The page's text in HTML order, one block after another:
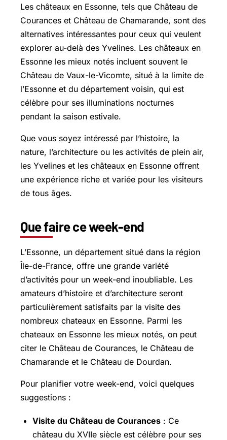
Les châteaux en Essonne, tels que Château de
Courances et Château de Chamarande, sont des
alternatives intéressantes pour ceux qui veulent
explorer au-delà des Yvelines. Les châteaux en
Essonne les mieux notés incluent souvent le
Château de Vaux-le-Vicomte, situé à la limite de
l’Essonne et du département voisin, qui est
célèbre pour ses illuminations nocturnes
pendant la saison estivale.
Que vous soyez intéressé par l’histoire, la
nature, l’architecture ou les activités de plein air,
les Yvelines et les châteaux en Essonne offrent
une expérience riche et variée pour les visiteurs
de tous âges.
Que faire ce week-end
L’Essonne, un département situé dans la région
Île-de-France, offre une grande variété
d’activités pour un week-end inoubliable. Les
amateurs d’histoire et d’architecture seront
particulièrement satisfaits par la visite des
nombreux chateaux en Essonne. Parmi les
chateaux en Essonne les mieux notés, on peut
citer le Château de Courances, le Château de
Chamarande et le Château de Dourdan.
Pour planifier votre week-end, voici quelques
suggestions :
Visite du Château de Courances : Ce
château du XVIIe siècle est célèbre pour ses